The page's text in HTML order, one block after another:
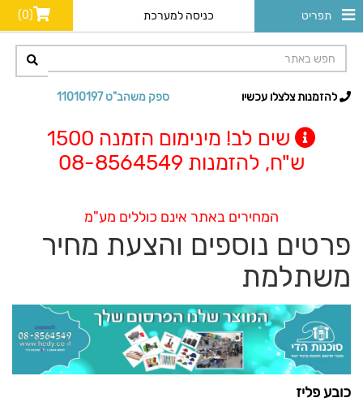
תפריט כניסה למערכת (0)
ספק משהב"ט 11010197 להזמנות צלצלו עכשיו
שים לב! מינימום הזמנה 1500
ש"ח, להזמנות 08-8564549
המחירים באתר אינם כוללים מע"מ
פרטים נוספים והצעת מחיר
משתלמת
כובע פליז